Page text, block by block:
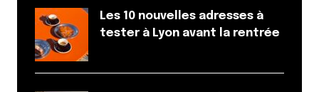
Les 10 nouvelles adresses à
tester à Lyon avant la rentrée